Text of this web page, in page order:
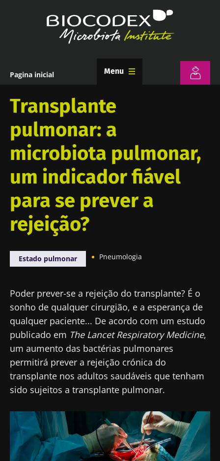
Navegação
Pagina inicial Menu
Transplante
pulmonar: a
microbiota pulmonar,
um indicador fiável
para se prever a
rejeição?
Estado pulmonar Pneumologia
Poder prever-se a rejeição do transplante? É o
sonho de qualquer cirurgião, e a esperança de
qualquer paciente... De acordo com um estudo
publicado em The Lancet Respiratory Medicine,
um aumento das bactérias pulmonares
permitirá prever a rejeição crónica do
transplante nos adultos saudáveis que tenham
sido sujeitos a transplante pulmonar.